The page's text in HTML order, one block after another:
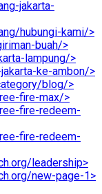
jakarta-
hubungi-kami/>
buah/>
lampung/>
ke-ambon/>
blog/>
fire-max/>
fire-redeem-
fire-redeem-
leadership>
new-page-1>